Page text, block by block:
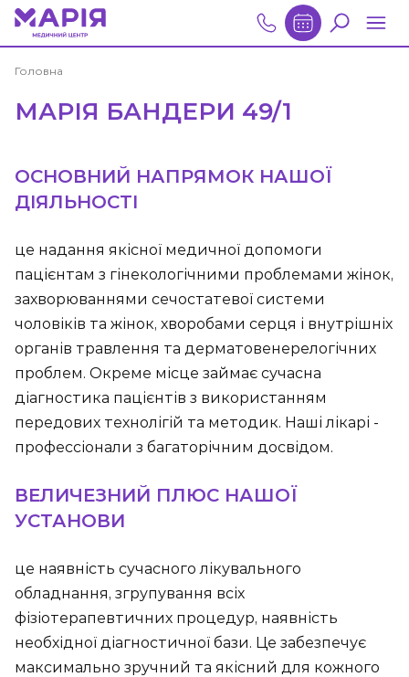
Головна
МАРІЯ БАНДЕРИ 49/1
ОСНОВНИЙ НАПРЯМОК НАШОЇ
ДІЯЛЬНОСТІ
це надання якісної медичної допомоги
пацієнтам з гінекологічними проблемами жінок,
захворюваннями сечостатевої системи
чоловіків та жінок, хворобами серця і внутрішніх
органів травлення та дерматовенерелогічних
проблем. Окреме місце займає сучасна
діагностика пацієнтів з використанням
передових технолігій та методик. Наші лікарі -
профессіонали з багаторічним досвідом.
ВЕЛИЧЕЗНИЙ ПЛЮС НАШОЇ
УСТАНОВИ
це наявність сучасного лікувального
обладнання, згрупування всіх
фізіотерапевтичних процедур, наявність
необхідної діагностичної бази. Це забезпечує
максимально зручний та якісний для кожного